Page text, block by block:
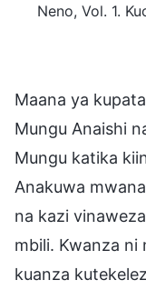
Neno, Vol. 1.
Maana ya
Mungu Anaishi
Mungu katika
Anakuwa
na kazi
mbili. Kwanza ni
kuanza